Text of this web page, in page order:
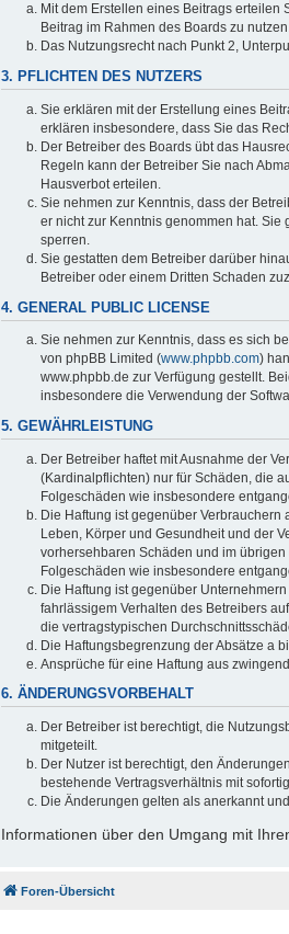
Mit dem Erstellen eines Beitrags
Beitrag im Rahmen des Boards zu
Das Nutzungsrecht nach Punkt 2,
3. PFLICHTEN DES NUTZERS
Sie erklären mit der Erstellung eines
erklären insbesondere, dass Sie das
Der Betreiber des Boards übt das
Regeln kann der Betreiber Sie nach
Hausverbot erteilen.
Sie nehmen zur Kenntnis, dass der
er nicht zur Kenntnis genommen hat. Sie
sperren.
Sie gestatten dem Betreiber darüber
Betreiber oder einem Dritten Schaden
4. GENERAL PUBLIC LICENSE
Sie nehmen zur Kenntnis, dass es sich
von phpBB Limited (www.phpbb.com)
www.phpbb.de zur Verfügung gestellt.
insbesondere die Verwendung der
5. GEWÄHRLEISTUNG
Der Betreiber haftet mit Ausnahme der
(Kardinalpflichten) nur für Schäden, die
Folgeschäden wie insbesondere
Die Haftung ist gegenüber
Leben, Körper und Gesundheit und der
vorhersehbaren Schäden und im
Folgeschäden wie insbesondere
Die Haftung ist gegenüber
fahrlässigem Verhalten des Betreibers
die vertragstypischen
Die Haftungsbegrenzung der Absätze a
Ansprüche für eine Haftung aus
6. ÄNDERUNGSVORBEHALT
Der Betreiber ist berechtigt, die
mitgeteilt.
Der Nutzer ist berechtigt, den
bestehende Vertragsverhältnis mit
Die Änderungen gelten als anerkannt
Informationen über den Umgang mit
Foren-Übersicht